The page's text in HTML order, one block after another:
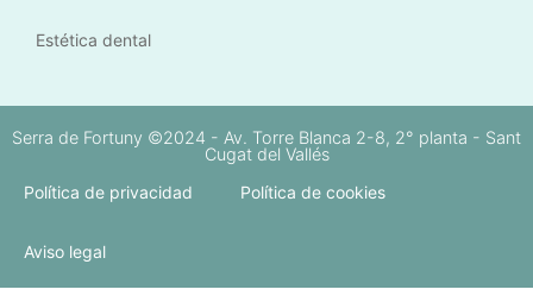
Estética dental
Serra de Fortuny ©2024 - Av. Torre Blanca 2-8, 2° planta - Sant
Cugat del Vallés
Política de privacidad
Política de cookies
Aviso legal